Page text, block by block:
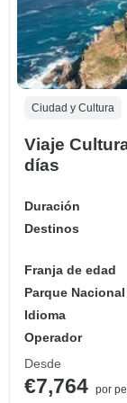
Ciudad y Cultura
Viaje
días
Duración
Destinos
Franja de edad
Parque Nacional
Idioma
Operador
Desde
€7,764 por